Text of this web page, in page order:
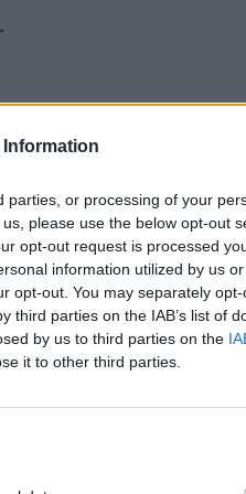
Information
parties, or processing of your
please use the below opt-out
opt-out request is processed
information utilized by us
opt-out. You may separately
third parties on the IAB’s list of
by us to third parties on the
it to other third parties.
ομάδα
ηλικία
Αυτές
, τη νόσο της